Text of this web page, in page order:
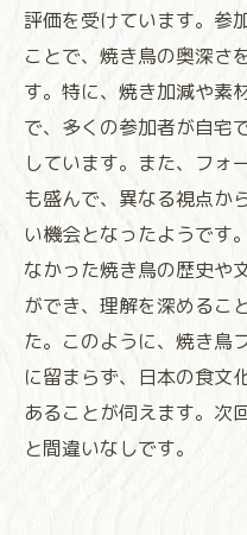
評価を受けています。参
ことで、焼き鳥の奥深さ
す。特に、焼き加減や素
で、多くの参加者が自宅
しています。また、フォ
も盛んで、異なる視点か
い機会となったようです
なかった焼き鳥の歴史や
ができ、理解を深めるこ
た。このように、焼き鳥
に留まらず、日本の食文
あることが伺えます。次
と間違いなしです。